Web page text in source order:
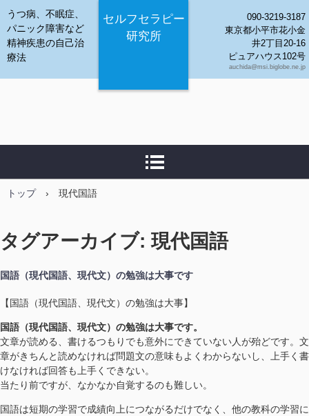
セルフセラピー
研究所
うつ病、不眠症、
パニック障害など
精神疾患の自己治
療法
090-3219-3187
東京都小平市花小金
井2丁目20-16
ピュアハウス102号
auchida@msi.biglobe.ne.jp
トップ › 現代国語
タグアーカイブ:現代国語
国語（現代国語、現代文）の勉強は大事です
【国語（現代国語、現代文）の勉強は大事】
国語（現代国語、現代文）の勉強は大事です。
文章が読める、書けるつもりでも意外にできていない人が殆どです。文
章がきちんと読めなければ問題文の意味もよくわからないし、上手く書
けなければ回答も上手くできない。
当たり前ですが、なかなか自覚するのも難しい。
国語は短期の学習で成績向上につながるだけでなく、他の教科の学習に